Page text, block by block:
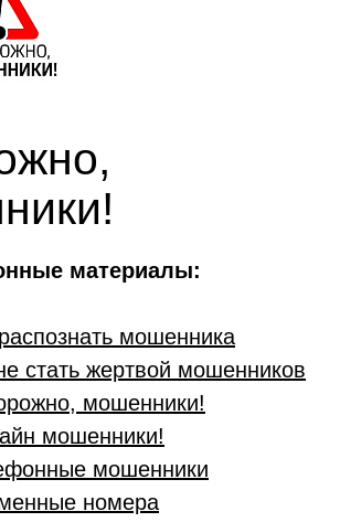
материалы:
мошенника
стать жертвой мошенников
мошенники!
мошенники!
мошенники
номера